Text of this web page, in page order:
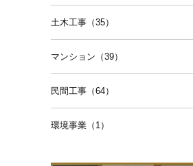
土木工事（35）
マンション（39）
民間工事（64）
環境事業（1）